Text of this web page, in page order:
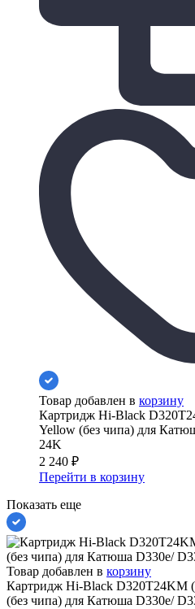
Товар добавлен в корзину
Картридж Hi-Black
Yellow (без чипа) для
24K
2 240 ₽
Перейти в корзину
Показать еще
Товар добавлен в корзину
Картридж Hi-Black D320T24KM
(без чипа) для Катюша D330e/